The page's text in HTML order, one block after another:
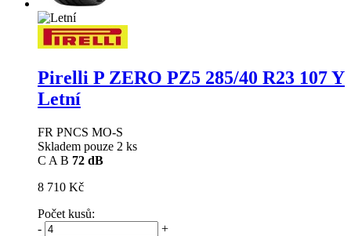
Pirelli P ZERO PZ5 285/40 R23 107 Y
Letní
FR PNCS MO-S
Skladem pouze 2 ks
C A B 72 dB
8 710 Kč
Počet kusů:
-
+